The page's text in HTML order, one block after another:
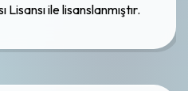
ile lisanslanmıştır.